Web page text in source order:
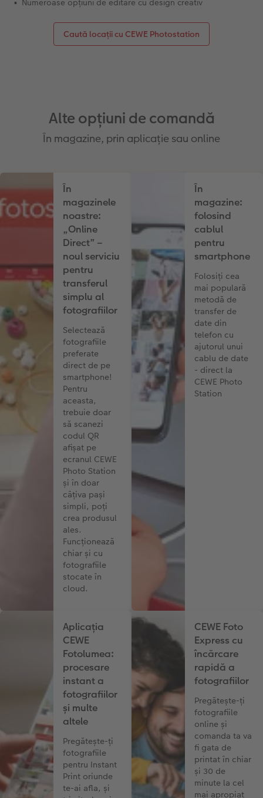
Numeroase opțiuni de editare cu design creativ
Caută locații cu CEWE Photostation
Alte opțiuni de comandă
În magazine, prin aplicație sau online
În
magazinele
noastre:
„Online
Direct” –
noul serviciu
pentru
transferul
simplu al
fotografiilor
Selectează
fotografiile
preferate
direct de pe
smartphone!
Pentru
aceasta,
trebuie doar
să scanezi
codul QR
afișat pe
ecranul CEWE
Photo Station
și în doar
câțiva pași
simpli, poți
crea produsul
ales.
Funcționează
chiar și cu
fotografiile
stocate în
cloud.
În
magazine:
folosind
cablul
pentru
smartphone
Folosiți cea
mai populară
metodă de
transfer de
date din
telefon cu
ajutorul unui
cablu de date
- direct la
CEWE Photo
Station
Aplicația
CEWE
Fotolumea:
procesare
instant a
fotografiilor
și multe
altele
Pregătește-ți
fotografiile
pentru Instant
Print oriunde
te-ai afla, și
CEWE Foto
Express cu
încărcare
rapidă a
fotografiilor
Pregătește-ți
fotografiile
online și
comanda ta va
fi gata de
printat în chiar
și 30 de
minute la cel
mai apropiat